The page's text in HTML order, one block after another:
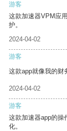
游客
这款加速器VPM应
护。
2024-04-02
游客
这款app就像我的财
2024-04-02
游客
这款加速器app的操
化。